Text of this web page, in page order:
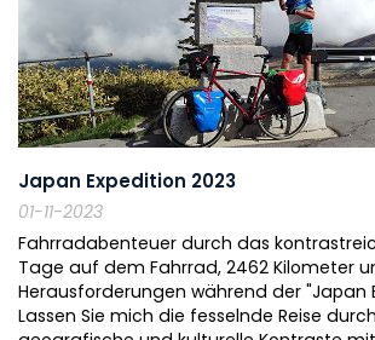
Japan Expedition 2023
01-11-2023
Fahrradabenteuer durch das
Tage auf dem Fahrrad, 2462 Kilometer
Herausforderungen während der "Japan
Lassen Sie mich die fesselnde Reise